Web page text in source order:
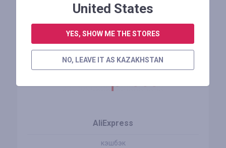
Похожие магазины
AliExpress
кэшбэк
United States
YES, SHOW ME THE STORES
NO, LEAVE IT AS KAZAKHSTAN